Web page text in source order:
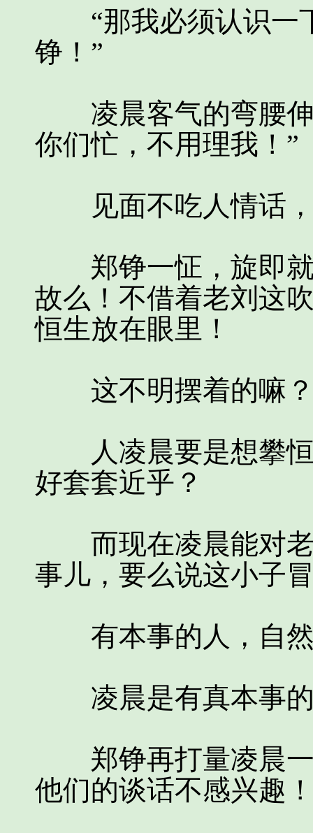
“那我必须认识一
铮！”
凌晨客气的弯腰伸
你们忙，不用理我！”
见面不吃人情话，
郑铮一怔，旋即就
故么！不借着老刘这
恒生放在眼里！
这不明摆着的嘛
人凌晨要是想攀恒
好套套近乎？
而现在凌晨能对老
事儿，要么说这小子
有本事的人，自然
凌晨是有真本事的
郑铮再打量凌晨一
他们的谈话不感兴趣